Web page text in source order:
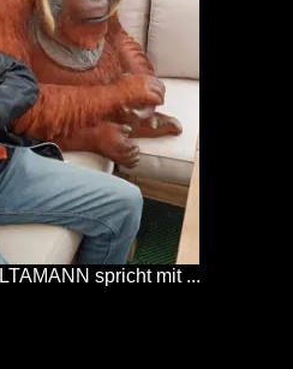
spricht mit ...